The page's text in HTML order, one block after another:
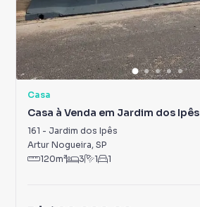
Casa
Casa à Venda em Jardim dos Ipês
161 - Jardim dos Ipês
Artur Nogueira, SP
120m² 3 1 1